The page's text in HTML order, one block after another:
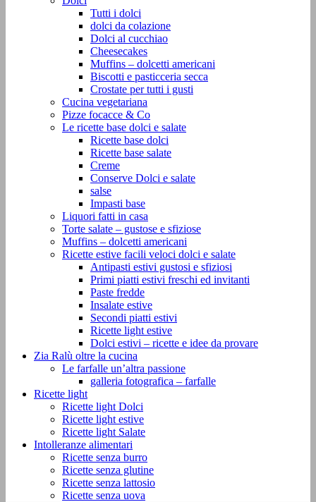
Tutti i dolci
dolci da colazione
Dolci al cucchiao
Cheesecakes
Muffins – dolcetti americani
Biscotti e pasticceria secca
Crostate per tutti i gusti
Cucina vegetariana
Pizze focacce & Co
Le ricette base dolci e salate
Ricette base dolci
Ricette base salate
Creme
Conserve Dolci e salate
salse
Impasti base
Liquori fatti in casa
Torte salate – gustose e sfiziose
Muffins – dolcetti americani
Ricette estive facili veloci dolci e salate
Antipasti estivi gustosi e sfiziosi
Primi piatti estivi freschi ed invitanti
Paste fredde
Insalate estive
Secondi piatti estivi
Ricette light estive
Dolci estivi – ricette e idee da provare
Zia Ralù oltre la cucina
Le farfalle un’altra passione
galleria fotografica – farfalle
Ricette light
Ricette light Dolci
Ricette light estive
Ricette light Salate
Intolleranze alimentari
Ricette senza burro
Ricette senza glutine
Ricette senza lattosio
Ricette senza uova